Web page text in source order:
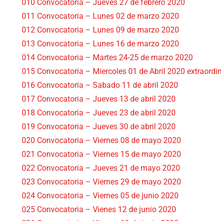
010 Convocatoria – Jueves 27 de febrero 2020
011 Convocatoria – Lunes 02 de marzo 2020
012 Convocatoria – Lunes 09 de marzo 2020
013 Convocatoria – Lunes 16 de marzo 2020
014 Convocatoria – Martes 24-25 de marzo 2020
015 Convocatoria – Miercoles 01 de Abril 2020
016 Convocatoria – Sabado 11 de abril 2020
017 Convocatoria – Jueves 13 de abril 2020
018 Convocatoria – Jueves 23 de abril 2020
019 Convocatoria – Jueves 30 de abril 2020
020 Convocatoria – Viernes 08 de mayo 2020
021 Convocatoria – Viernes 15 de mayo 2020
022 Convocatoria – Jueves 21 de mayo 2020
023 Convocatoria – Viernes 29 de mayo 2020
024 Convocatoria – Viernes 05 de junio 2020
025 Convocatoria – Vienes 12 de junio 2020